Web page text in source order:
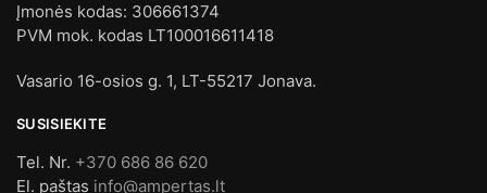
Įmonės kodas: 306661374
PVM mok. kodas LT100016611418
Vasario 16-osios g. 1, LT-55217 Jonava.
SUSISIEKITE
Tel. Nr. +370 686 86 620
El. paštas info@ampertas.lt